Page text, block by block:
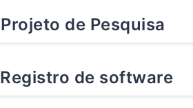
Projeto de Pesquisa
Registro de software